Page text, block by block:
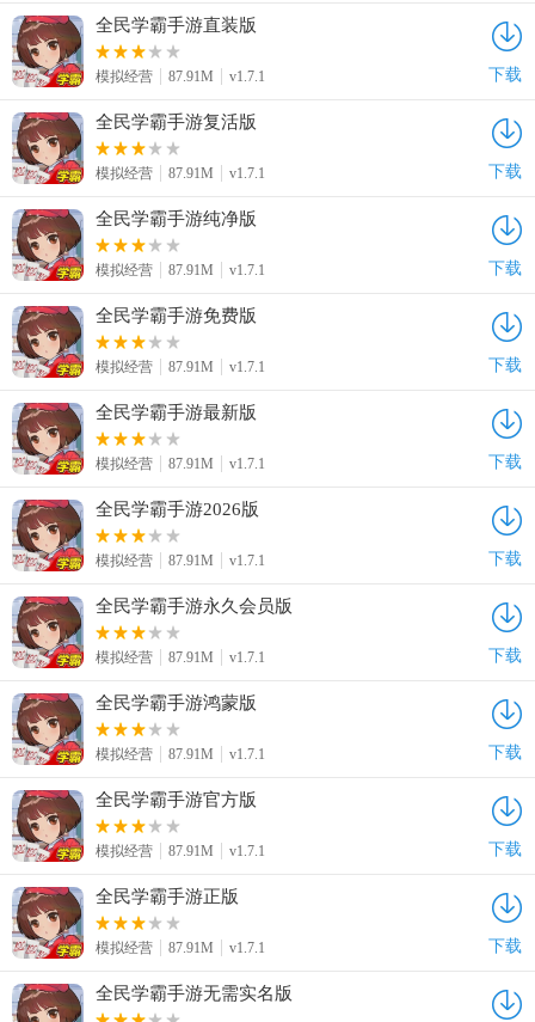
全民学霸手游直装版
模拟经营 87.91M v1.7.1 下载
全民学霸手游复活版
模拟经营 87.91M v1.7.1 下载
全民学霸手游纯净版
模拟经营 87.91M v1.7.1 下载
全民学霸手游免费版
模拟经营 87.91M v1.7.1 下载
全民学霸手游最新版
模拟经营 87.91M v1.7.1 下载
全民学霸手游2026版
模拟经营 87.91M v1.7.1 下载
全民学霸手游永久会员版
模拟经营 87.91M v1.7.1 下载
全民学霸手游鸿蒙版
模拟经营 87.91M v1.7.1 下载
全民学霸手游官方版
模拟经营 87.91M v1.7.1 下载
全民学霸手游正版
模拟经营 87.91M v1.7.1 下载
全民学霸手游无需实名版